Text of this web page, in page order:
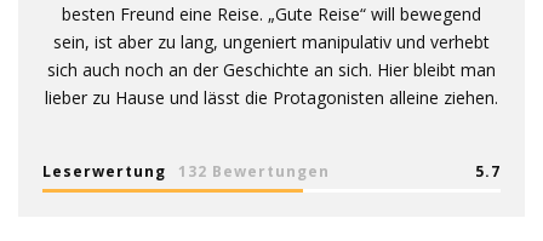
besten Freund eine Reise. „Gute Reise“ will bewegend
sein, ist aber zu lang, ungeniert manipulativ und verhebt
sich auch noch an der Geschichte an sich. Hier bleibt man
lieber zu Hause und lässt die Protagonisten alleine ziehen.
Leserwertung 132 Bewertungen 5.7